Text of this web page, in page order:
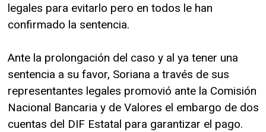
legales para evitarlo pero en todos le han
confirmado la sentencia.
Ante la prolongación del caso y al ya tener una
sentencia a su favor, Soriana a través de sus
representantes legales promovió ante la Comisión
Nacional Bancaria y de Valores el embargo de dos
cuentas del DIF Estatal para garantizar el pago.